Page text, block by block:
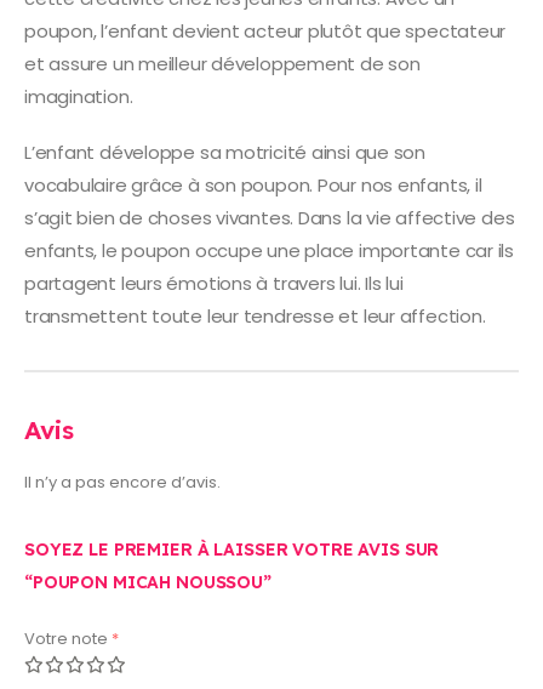
poupon, l’enfant devient acteur plutôt que spectateur
et assure un meilleur développement de son
imagination.
L’enfant développe sa motricité ainsi que son
vocabulaire grâce à son poupon. Pour nos enfants, il
s’agit bien de choses vivantes. Dans la vie affective des
enfants, le poupon occupe une place importante car ils
partagent leurs émotions à travers lui. Ils lui
transmettent toute leur tendresse et leur affection.
Avis
Il n’y a pas encore d’avis.
SOYEZ LE PREMIER À LAISSER VOTRE AVIS SUR
“POUPON MICAH NOUSSOU”
Votre note *